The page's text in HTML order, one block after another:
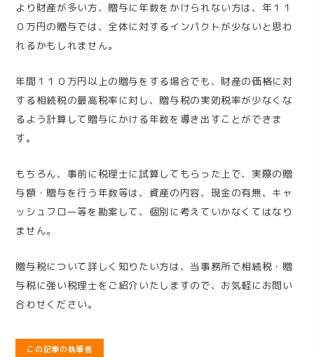
より財産が多い方、贈与に年数をかけられない方は、年１１
０万円の贈与では、全体に対するインパクトが少ないと思わ
れるかもしれません。
年間１１０万円以上の贈与をする場合でも、財産の価格に対
する相続税の最高税率に対し、贈与税の実効税率が少なくな
るよう計算して贈与にかける年数を導き出すことができま
す。
もちろん、事前に税理士に試算してもらった上で、実際の贈
与額・贈与を行う年数等は、資産の内容、現金の有無、キャ
ッシュフロー等を勘案して、個別に考えていかなくてはなり
ません。
贈与税について詳しく知りたい方は、当事務所で相続税・贈
与税に強い税理士をご紹介いたしますので、お気軽にお問い
合わせください。
この記事の執筆者